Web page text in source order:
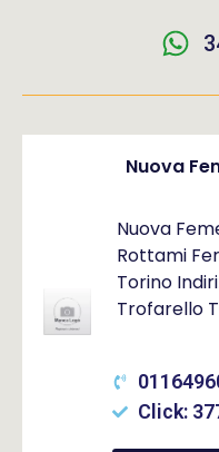
Nuova
Nuova
Rottami
Torino
Trofarello
Click: